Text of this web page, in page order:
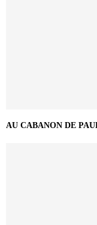
AU CABANON DE